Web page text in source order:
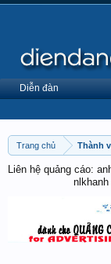
Trang chủ Thành
Liên hệ quảng cáo:
Diễn đàn